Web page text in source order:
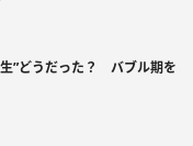
生”どうだった？ バブル期を